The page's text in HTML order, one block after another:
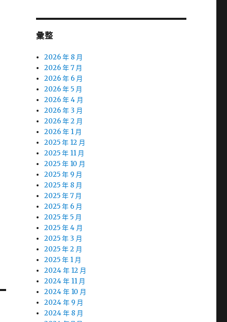
彙整
2026 年 8 月
2026 年 7 月
2026 年 6 月
2026 年 5 月
2026 年 4 月
2026 年 3 月
2026 年 2 月
2026 年 1 月
2025 年 12 月
2025 年 11 月
2025 年 10 月
2025 年 9 月
2025 年 8 月
2025 年 7 月
2025 年 6 月
2025 年 5 月
2025 年 4 月
2025 年 3 月
2025 年 2 月
2025 年 1 月
2024 年 12 月
2024 年 11 月
2024 年 10 月
2024 年 9 月
2024 年 8 月